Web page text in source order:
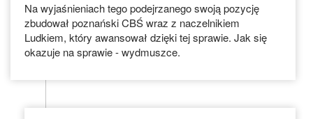
Na wyjaśnieniach tego podejrzanego swoją pozycję
zbudował poznański CBŚ wraz z naczelnikiem
Ludkiem, który awansował dzięki tej sprawie. Jak się
okazuje na sprawie - wydmuszce.